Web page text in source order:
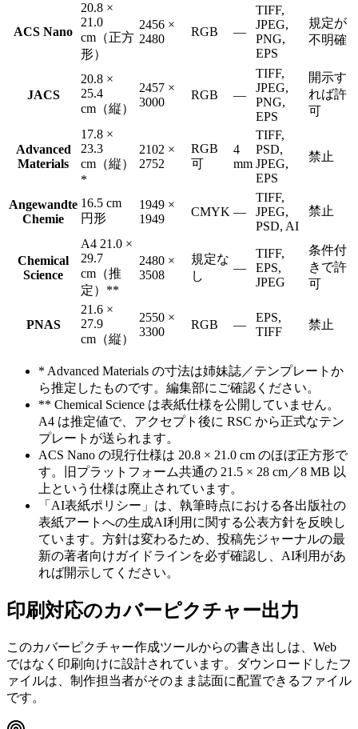
ACS Nano
20.8 ×
21.0
cm（正方
形）
2456 ×
2480
RGB —
TIFF,
JPEG,
PNG,
EPS
規定が
不明確
JACS
20.8 ×
25.4
cm（縦）
2457 ×
3000
RGB —
TIFF,
JPEG,
PNG,
EPS
開示す
れば許
可
Advanced
Materials
17.8 ×
23.3
cm（縦）
*
2102 ×
2752
RGB
可
4
mm
TIFF,
PSD,
JPEG,
EPS
禁止
Angewandte
Chemie
16.5 cm
円形
1949 ×
1949
CMYK —
TIFF,
JPEG,
PSD, AI
禁止
Chemical
Science
A4 21.0 ×
29.7
cm（推
定）**
2480 ×
3508
規定な
し
—
TIFF,
EPS,
JPEG
条件付
きで許
可
PNAS
21.6 ×
27.9
cm（縦）
2550 ×
3300
RGB —
EPS,
TIFF
禁止
* Advanced Materials の寸法は姉妹誌／テンプレートか
ら推定したものです。編集部にご確認ください。
** Chemical Science は表紙仕様を公開していません。
A4 は推定値で、アクセプト後に RSC から正式なテン
プレートが送られます。
ACS Nano の現行仕様は 20.8 × 21.0 cm のほぼ正方形で
す。旧プラットフォーム共通の 21.5 × 28 cm／8 MB 以
上という仕様は廃止されています。
「AI表紙ポリシー」は、執筆時点における各出版社の
表紙アートへの生成AI利用に関する公表方針を反映し
ています。方針は変わるため、投稿先ジャーナルの最
新の著者向けガイドラインを必ず確認し、AI利用があ
れば開示してください。
印刷対応のカバーピクチャー出力
このカバーピクチャー作成ツールからの書き出しは、Web
ではなく印刷向けに設計されています。ダウンロードしたフ
ァイルは、制作担当者がそのまま誌面に配置できるファイル
です。